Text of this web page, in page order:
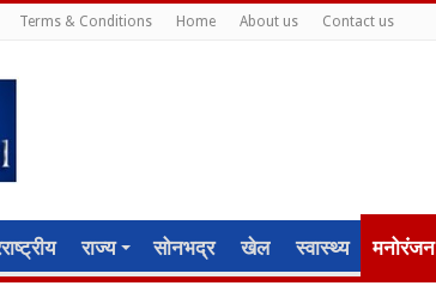
Terms & Conditions Home About us Contact us
राज्य सोनभद्र खेल स्वास्थ्य मनोरंजन